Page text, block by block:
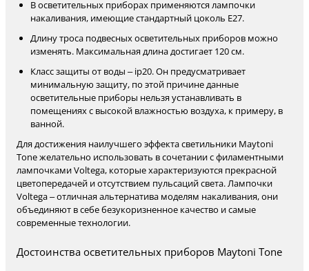
В осветительных приборах применяются лампочки
накаливания, имеющие стандартный цоколь Е27.
Длину троса подвесных осветительных приборов можно
изменять. Максимальная длина достигает 120 см.
Класс защиты от воды – ip20. Он предусматривает
минимальную защиту, по этой причине данные
осветительные приборы нельзя устанавливать в
помещениях с высокой влажностью воздуха, к примеру, в
ванной.
Для достижения наилучшего эффекта светильники Maytoni
Tone желательно использовать в сочетании с филаментными
лампочками Voltega, которые характеризуются прекрасной
цветопередачей и отсутствием пульсаций света. Лампочки
Voltega – отличная альтернатива моделям накаливания, они
объединяют в себе безукоризненное качество и самые
современные технологии.
Достоинства осветительных приборов Maytoni Tone